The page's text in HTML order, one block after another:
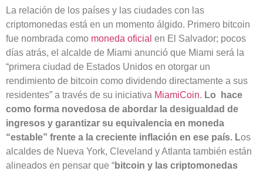
La relación de los países y las ciudades con las
criptomonedas está en un momento álgido. Primero bitcoin
fue nombrada como moneda oficial en El Salvador; pocos
días atrás, el alcalde de Miami anunció que Miami será la
“primera ciudad de Estados Unidos en otorgar un
rendimiento de bitcoin como dividendo directamente a sus
residentes” a través de su iniciativa MiamiCoin. Lo hace
como forma novedosa de abordar la desigualdad de
ingresos y garantizar su equivalencia en moneda
“estable” frente a la creciente inflación en ese país. Los
alcaldes de Nueva York, Cleveland y Atlanta también están
alineados en pensar que “bitcoin y las criptomonedas